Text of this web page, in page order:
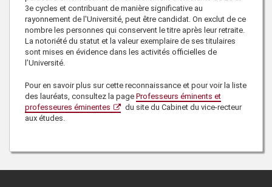
3e cycles et contribuant de manière significative au
rayonnement de l'Université, peut être candidat. On exclut de ce
nombre les personnes qui conservent le titre après leur retraite.
La notoriété du statut et la valeur exemplaire de ses titulaires
sont mises en évidence dans les activités officielles de
l’Université.
Pour en savoir plus sur cette reconnaissance et pour voir la liste
des lauréats, consultez la page Professeurs éminents et
professeures éminentes
du site du Cabinet du vice-recteur
aux études.